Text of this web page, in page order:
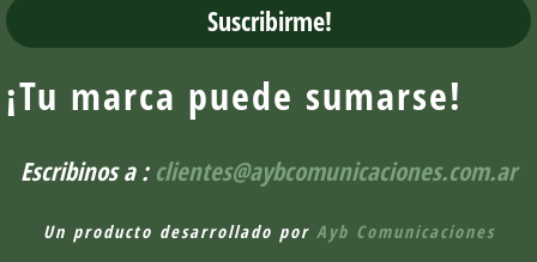
Suscribirme!
¡Tu marca puede sumarse!
Escribinos a : clientes@aybcomunicaciones.com.ar
Un producto desarrollado por Ayb Comunicaciones